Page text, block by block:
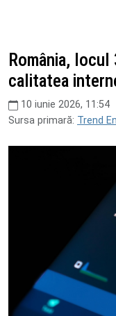
România,
calitatea
10 iunie 2026, 11:54
Sursa primară: Trend